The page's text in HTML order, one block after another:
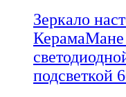
Зеркало
подсветкой